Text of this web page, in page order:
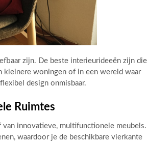
zijn. De beste interieurideeën zijn die
kleinere woningen of in een wereld waar
design onmisbaar.
Ruimtes
innovatieve, multifunctionele meubels.
waardoor je de beschikbare vierkante